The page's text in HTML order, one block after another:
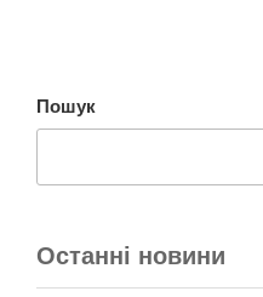
Пошук
Останні новини